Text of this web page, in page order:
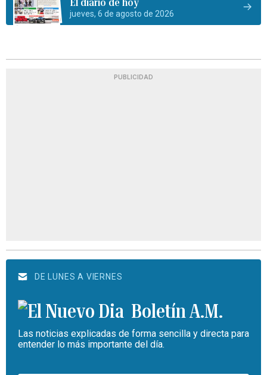
jueves, 6 de agosto de 2026
PUBLICIDAD
DE LUNES A VIERNES
Boletín A.M.
Las noticias explicadas de forma sencilla y directa para
entender lo más importante del día.